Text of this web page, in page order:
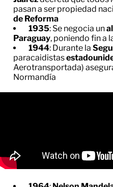
pasan a ser propiedad
de Reforma
1935: Se negocia un
Paraguay, poniendo fin a
1944: Durante la
paracaidistas
Aerotransportada)
Normandía